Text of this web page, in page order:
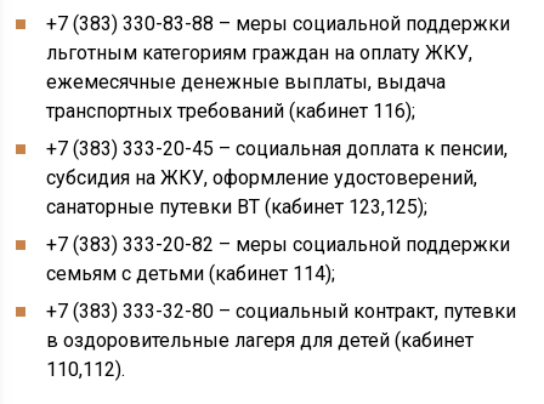
+7 (383) 330-83-88 – меры социальной поддержки
льготным категориям граждан на оплату ЖКУ,
ежемесячные денежные выплаты, выдача
транспортных требований (кабинет 116);
+7 (383) 333-20-45 – социальная доплата к пенсии,
субсидия на ЖКУ, оформление удостоверений,
санаторные путевки ВТ (кабинет 123,125);
+7 (383) 333-20-82 – меры социальной поддержки
семьям с детьми (кабинет 114);
+7 (383) 333-32-80 – социальный контракт, путевки
в оздоровительные лагеря для детей (кабинет
110,112).